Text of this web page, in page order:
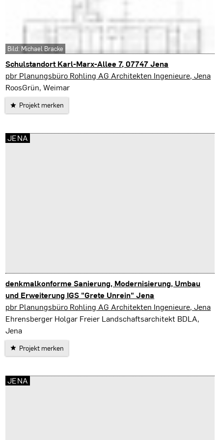
Schulstandort Karl-Marx-Allee 7, 07747 Jena
Jena
pbr Planungsbüro Rohling AG Architekten Ingenieure, Jena
RoosGrün, Weimar
Projekt merken
Bild: Michael Bracke
denkmalkonforme Sanierung, Modernisierung, Umbau
und Erweiterung IGS "Grete Unrein" Jena
Jena
pbr Planungsbüro Rohling AG Architekten Ingenieure, Jena
Ehrensberger Holgar Freier Landschaftsarchitekt BDLA,
Jena
Projekt merken
JENA
JENA